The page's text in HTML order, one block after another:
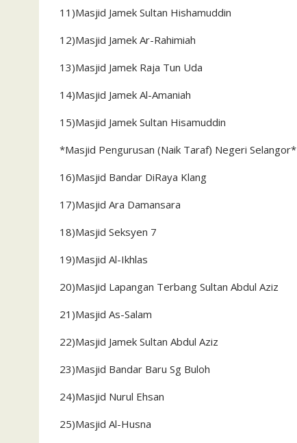
11)Masjid Jamek Sultan Hishamuddin
12)Masjid Jamek Ar-Rahimiah
13)Masjid Jamek Raja Tun Uda
14)Masjid Jamek Al-Amaniah
15)Masjid Jamek Sultan Hisamuddin
*Masjid Pengurusan (Naik Taraf) Negeri Selangor*
16)Masjid Bandar DiRaya Klang
17)Masjid Ara Damansara
18)Masjid Seksyen 7
19)Masjid Al-Ikhlas
20)Masjid Lapangan Terbang Sultan Abdul Aziz
21)Masjid As-Salam
22)Masjid Jamek Sultan Abdul Aziz
23)Masjid Bandar Baru Sg Buloh
24)Masjid Nurul Ehsan
25)Masjid Al-Husna